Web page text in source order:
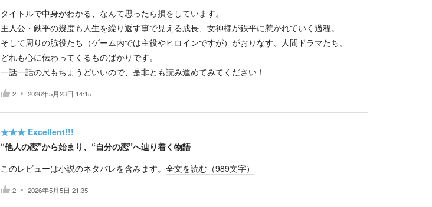
タイトルで中身がわかる、なんて思ったら損をしています。
主人公・鉄平の幾度も人生を繰り返す事で見える成長、女神様が鉄平に惹かれていく過程。
そして周りの脇役たち（ゲーム内では主役やヒロインですが）がおりなす、人間ドラマたち。
どれも心に伝わってくるものばかりです。
一話一話の尺もちょうどいいので、是非とも読み進めてみてください！
2 2026年5月23日 14:15
★★★ Excellent!!!
“他人の恋”から始まり、“自分の恋”へ辿り着く物語
このレビューは小説のネタバレを含みます。 全文を読む（989文字）
2 2026年5月5日 21:35